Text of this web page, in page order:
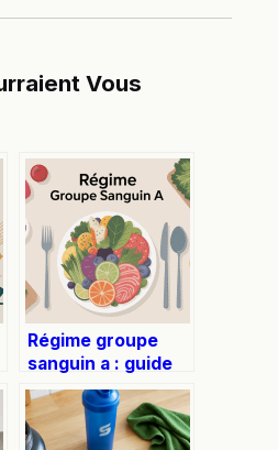
Vous
Régime groupe
sanguin a : guide
pratique + pdf à
télécharger